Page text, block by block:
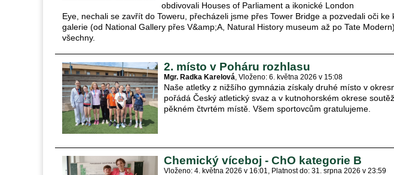
obdivovali Houses of Parliament a ikonické London
Eye, nechali se zavřít do Toweru, přecházeli jsme přes Tower Bridge a pozvedali oči
galerie (od National Gallery přes V&amp;A, Natural History museum až po Tate
všechny.
2. místo v Poháru rozhlasu
Mgr. Radka Karelová Vloženo: 6. května 2026 v 15:08
Naše atletky z nižšího gymnázia získaly druhé místo v
pořádá Český atletický svaz a v kutnohorském okrese
pěkném čtvrtém místě. Všem sportovcům gratulujeme.
Chemický víceboj - ChO kategorie B
Vloženo: 4. května 2026 v 16:01 Platnost do: 31. srpna 2026 v 23:59